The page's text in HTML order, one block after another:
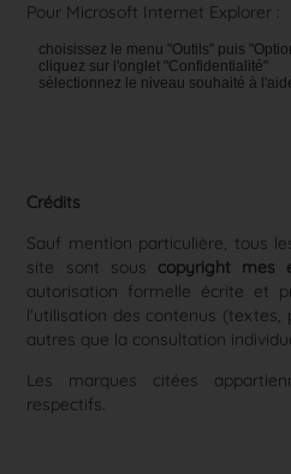
Pour Microsoft Internet Explorer :
choisissez le menu "Outils" puis
cliquez sur l'onglet "Confidentialité"
sélectionnez le niveau souhaité à
Crédits
Sauf mention particulière, tous
site sont sous copyright mes
autorisation formelle écrite et
l'utilisation des contenus (textes,
autres que la consultation
Les marques citées
respectifs.